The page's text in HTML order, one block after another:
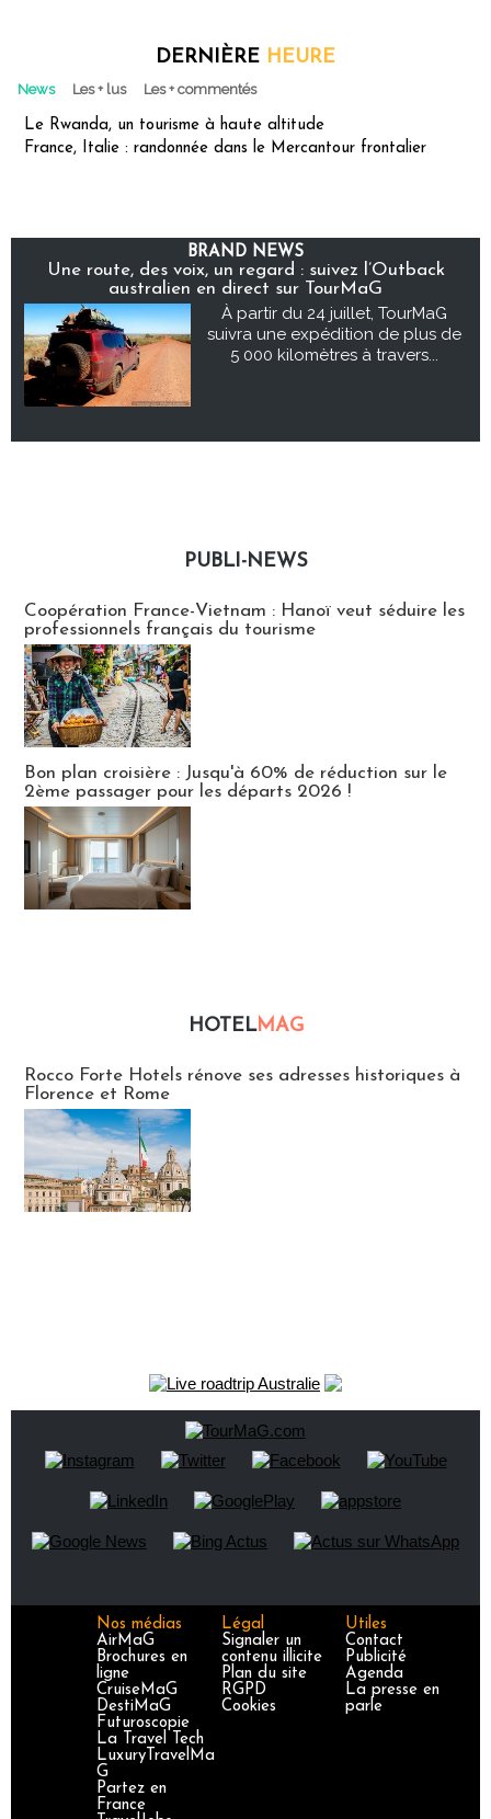
DERNIÈRE HEURE
News Les + lus Les + commentés
Le Rwanda, un tourisme à haute altitude
France, Italie : randonnée dans le Mercantour frontalier
BRAND NEWS
Une route, des voix, un regard : suivez l’Outback
australien en direct sur TourMaG
À partir du 24 juillet, TourMaG
suivra une expédition de plus de
5 000 kilomètres à travers...
PUBLI-NEWS
Coopération France-Vietnam : Hanoï veut séduire les
professionnels français du tourisme
Bon plan croisière : Jusqu'à 60% de réduction sur le
2ème passager pour les départs 2026 !
HOTELMAG
Rocco Forte Hotels rénove ses adresses historiques à
Florence et Rome
Nos médias
AirMaG
Brochures en
ligne
CruiseMaG
DestiMaG
Futuroscopie
La Travel Tech
LuxuryTravelMa
G
Partez en
France
Légal
Signaler un
contenu illicite
Plan du site
RGPD
Cookies
Utiles
Contact
Publicité
Agenda
La presse en
parle